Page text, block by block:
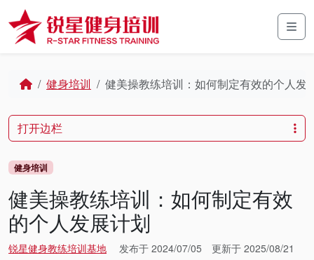
Skip to content
Skip to footer
Home健身培训 健美操教练培训：如何制定有效的个人发
健身培训
健美操教练培训：如何制定有效
的个人发展计划
锐星健身教练培训基地 发布于 2024/07/05 更新于 2025/08/21
打开边栏